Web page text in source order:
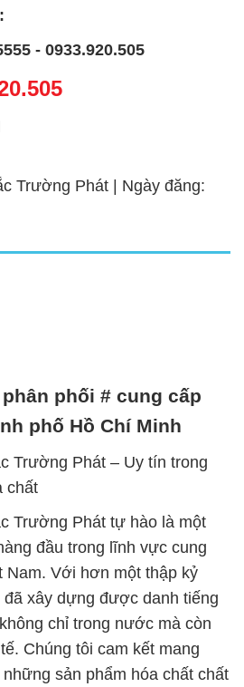
- 0933.920.505
Trường Phát | Ngày đăng:
phối # cung cấp
phố Hồ Chí Minh
Trường Phát – Uy tín trong
chất
Trường Phát tự hào là một
đầu trong lĩnh vực cung
Nam. Với hơn một thập kỷ
đã xây dựng được danh tiếng
chỉ trong nước mà còn
Chúng tôi cam kết mang
sản phẩm hóa chất chất